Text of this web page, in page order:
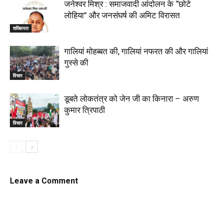
शख्सियत
जनेश्वर मिश्र : समाजवादी आंदोलन के “छोटे
लोहिया” और जनसंघर्ष की अमिट विरासत
विचार
गालियां मोहब्बत की, गालियां नफरत की और गालियां
गुस्से की
विचार
डूबते लोकतंत्र को जेन जी का किनारा – अरुण
कुमार त्रिपाठी
Leave a Comment